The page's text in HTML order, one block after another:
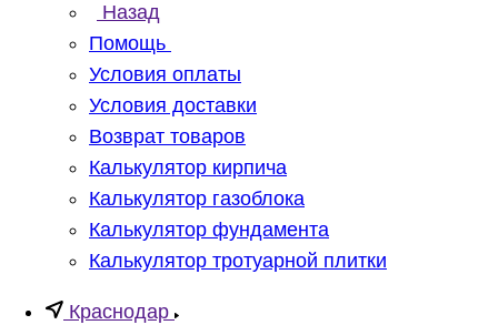
Назад
Помощь
Условия оплаты
Условия доставки
Возврат товаров
Калькулятор кирпича
Калькулятор газоблока
Калькулятор фундамента
Калькулятор тротуарной плитки
Краснодар